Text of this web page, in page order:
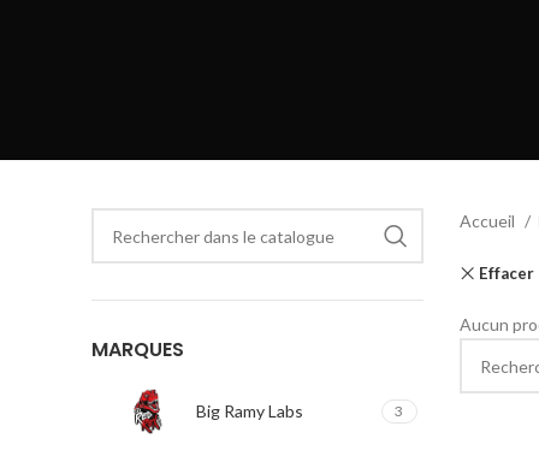
MARQUES
Big Ramy Labs 3
Accueil
Aucun